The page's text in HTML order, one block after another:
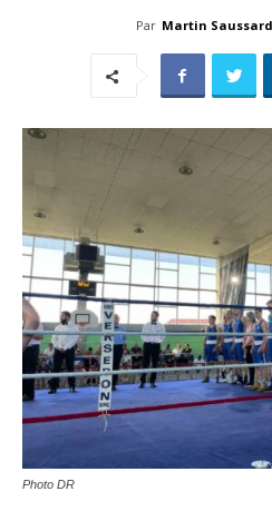
Par Martin Saussard
Photo DR